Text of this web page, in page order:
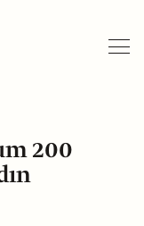
200